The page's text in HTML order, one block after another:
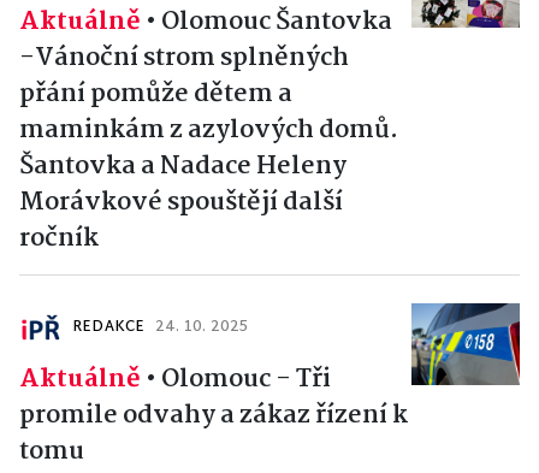
Aktuálně • Olomouc Šantovka
-Vánoční strom splněných
přání pomůže dětem a
maminkám z azylových domů.
Šantovka a Nadace Heleny
Morávkové spouštějí další
ročník
REDAKCE 24. 10. 2025
Aktuálně • Olomouc - Tři
promile odvahy a zákaz řízení k
tomu